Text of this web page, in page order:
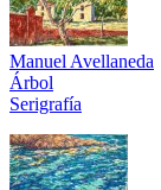
Manuel Avellaneda
Árbol
Serigrafía